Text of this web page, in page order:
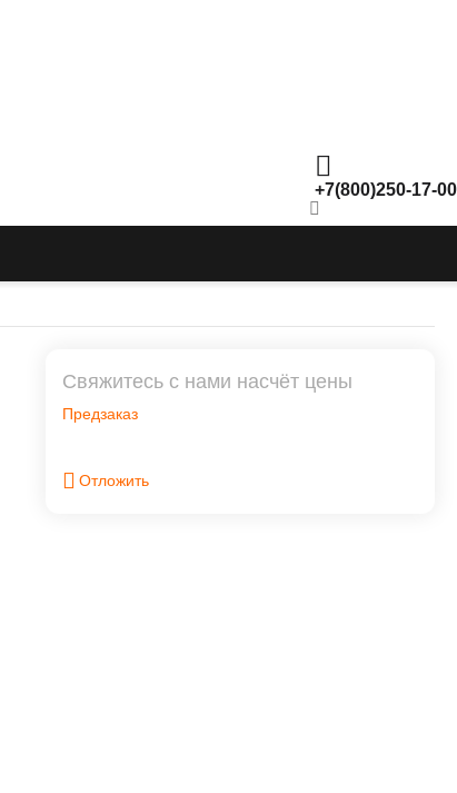
+7(800)250-17-00
Свяжитесь с нами насчёт цены
Предзаказ
Отложить